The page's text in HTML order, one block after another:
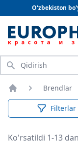
O'zbekiston
Qidirish
Bosh sahifa
Brendlar
Filterlar
Ko'rsatildi 1-13